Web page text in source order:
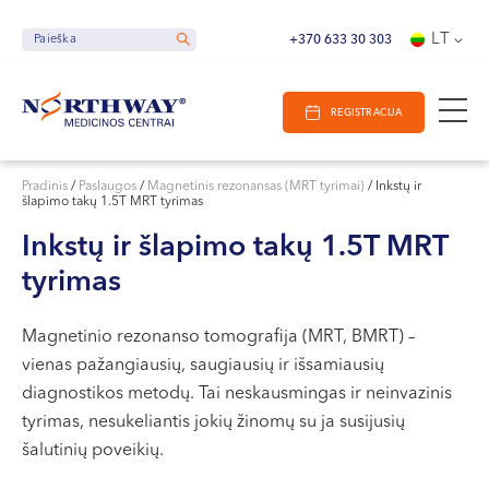
Darbo laikas
Vilnius
S. Žukausko g. 19
Darbo laikas:
I-V 07:30 - 20:30
VI 09:00 - 15:00
VII --
Miško g. 25A
Darbo laikas:
I-V 08:00 - 20:00
Paieška
Paieška +370 633 30 303 LT
REGISTRACIJA
E-Registracija
KAUNE
KLAIPĖDOJE
Pradinis / Paslaugos / Magnetinis rezonansas (MRT tyrimai) / Inkstų ir
šlapimo takų 1.5T MRT tyrimas
Inkstų ir šlapimo takų 1.5T MRT
tyrimas
Magnetinio rezonanso tomografija (MRT, BMRT) –
vienas pažangiausių, saugiausių ir išsamiausių
diagnostikos metodų. Tai neskausmingas ir neinvazinis
tyrimas, nesukeliantis jokių žinomų su ja susijusių
šalutinių poveikių.